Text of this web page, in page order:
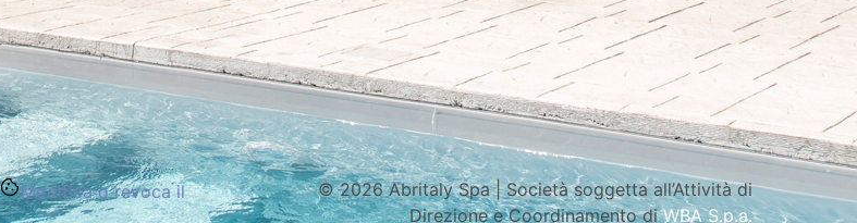
Modifica o revoca il
© 2026 Abritaly Spa | Società soggetta all’Attività di
Direzione e Coordinamento di WBA S.p.a.